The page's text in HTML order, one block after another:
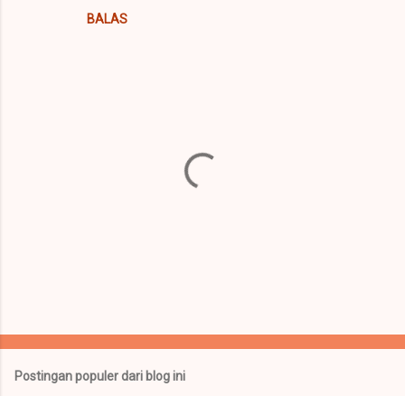
BALAS
t
Postingan populer dari blog ini